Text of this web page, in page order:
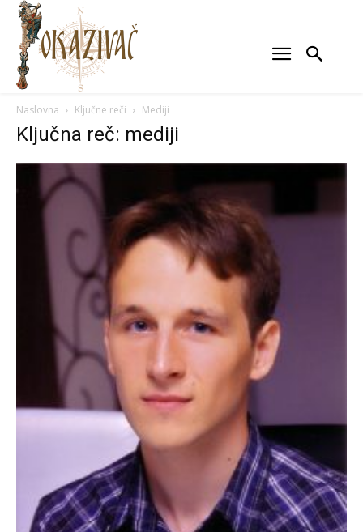
Naslovna Ključne reči Mediji
Ključna reč: mediji